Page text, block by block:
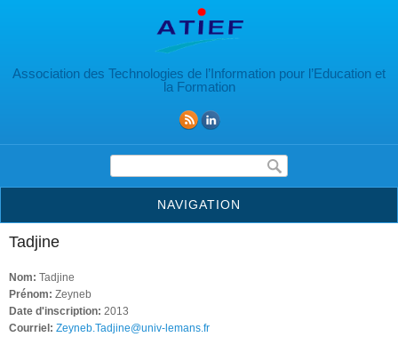
Association des Technologies de l’Information pour l’Education et
la Formation
Formulaire de recherche
NAVIGATION
Tadjine
Nom: Tadjine
Prénom: Zeyneb
Date d'inscription: 2013
Courriel: Zeyneb.Tadjine@univ-lemans.fr